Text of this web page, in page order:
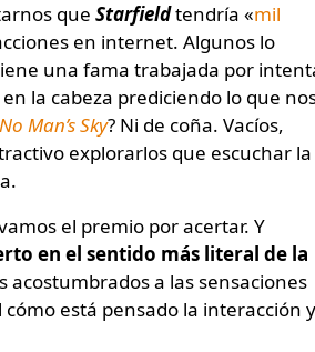
que Starfieldtendría «mil
en internet. Algunos lo
una fama trabajada por
la cabeza prediciendo lo que
No Man’s Sky? Ni de coña. Vacíos,
explorarlos que escuchar la
el premio por acertar. Y
en el sentido más literal de la
a las sensaciones
está pensado la interacción